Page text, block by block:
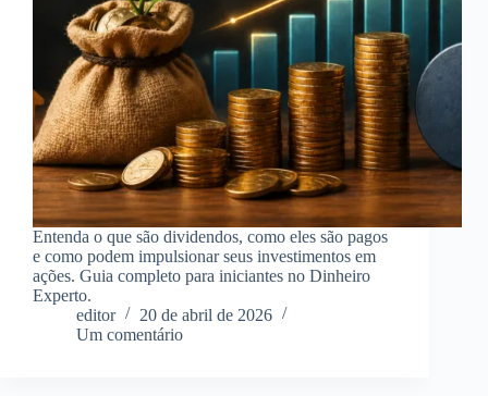
Entenda o que são dividendos, como eles são pagos
e como podem impulsionar seus investimentos em
ações. Guia completo para iniciantes no Dinheiro
Experto.
editor
20 de abril de 2026
Um comentário